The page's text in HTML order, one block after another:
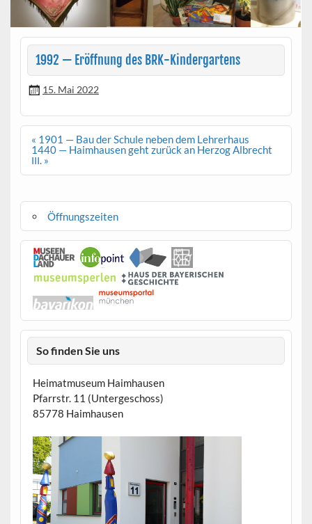
1992 — Eröffnung des BRK-Kindergartens
15. Mai 2022
Beitragsnavigation
« 1901 — Bau der Schule neben dem Lehrerhaus
1440 — Haimhausen geht zurück an Herzog Albrecht
III. »
Öffnungszeiten
So finden Sie uns
Heimatmuseum Haimhausen
Pfarrstr. 11 (Untergeschoss)
85778 Haimhausen